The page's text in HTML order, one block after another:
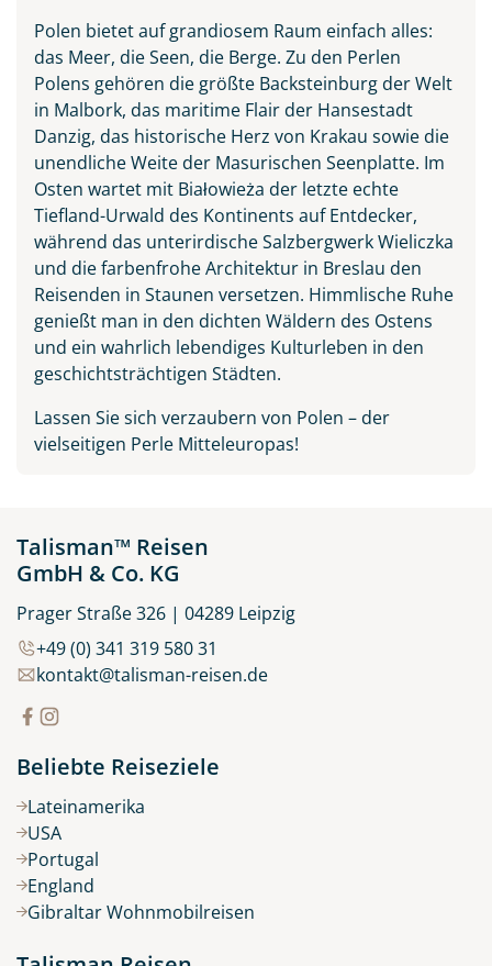
Polen bietet auf grandiosem Raum einfach alles:
das Meer, die Seen, die Berge. Zu den Perlen
Polens gehören die größte Backsteinburg der Welt
in Malbork, das maritime Flair der Hansestadt
Danzig, das historische Herz von Krakau sowie die
unendliche Weite der Masurischen Seenplatte. Im
Osten wartet mit Białowieża der letzte echte
Tiefland-Urwald des Kontinents auf Entdecker,
während das unterirdische Salzbergwerk Wieliczka
und die farbenfrohe Architektur in Breslau den
Reisenden in Staunen versetzen. Himmlische Ruhe
genießt man in den dichten Wäldern des Ostens
und ein wahrlich lebendiges Kulturleben in den
geschichtsträchtigen Städten.
Lassen Sie sich verzaubern von Polen – der
vielseitigen Perle Mitteleuropas!
Talisman™ Reisen
GmbH & Co. KG
Prager Straße 326 | 04289 Leipzig
+49 (0) 341 319 580 31
kontakt@talisman-reisen.de
Beliebte Reiseziele
Lateinamerika
USA
Portugal
England
Gibraltar Wohnmobilreisen